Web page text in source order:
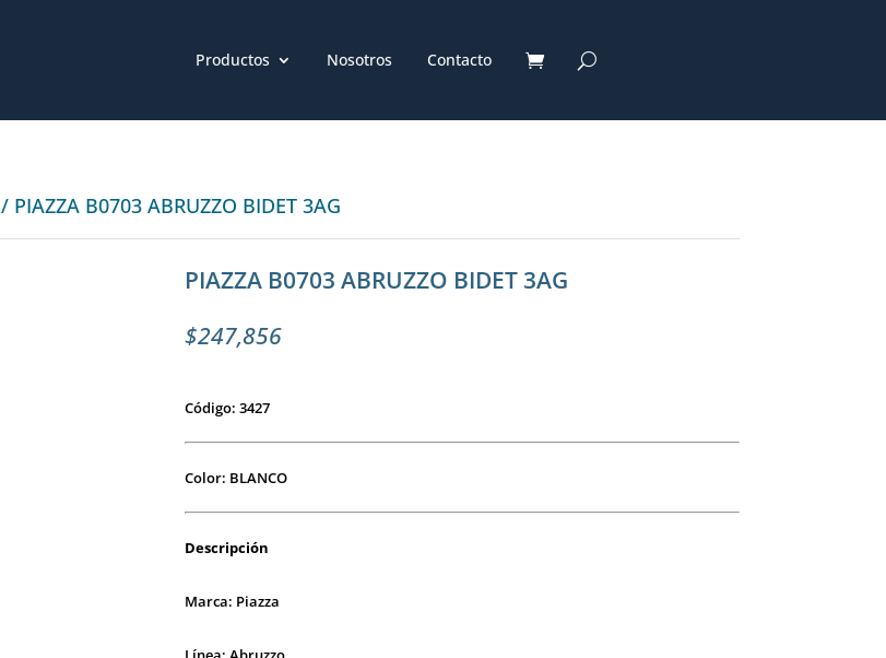
Productos Nosotros Contacto
/ PIAZZA B0703 ABRUZZO BIDET 3AG
PIAZZA B0703 ABRUZZO BIDET 3AG
$247,856
Código: 3427
Color: BLANCO
Descripción
Marca: Piazza